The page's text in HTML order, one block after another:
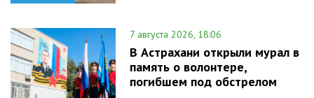
7 августа 2026, 18:06
В Астрахани открыли мурал в
память о волонтере,
погибшем под обстрелом